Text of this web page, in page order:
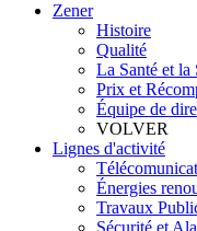
Zener
Histoire
Qualité
La Santé et la
Prix et
Équipe de
VOLVER
Lignes d'activité
Énergies
Travaux
Sécurité et